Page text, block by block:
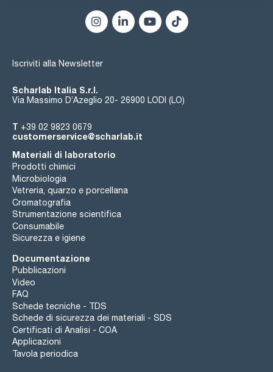
Iscriviti alla Newsletter
Scharlab Italia S.r.l.
Via Massimo D’Azeglio 20- 26900 LODI (LO)
T +39 02 9823 0679
customerservice@scharlab.it
Materiali di laboratorio
Prodotti chimici
Microbiologia
Vetreria, quarzo e porcellana
Cromatografia
Strumentazione scientifica
Consumabile
Sicurezza e igiene
Documentazione
Pubblicazioni
Video
FAQ
Schede tecniche - TDS
Schede di sicurezza dei materiali - SDS
Certificati di Analisi - COA
Applicazioni
Tavola periodica